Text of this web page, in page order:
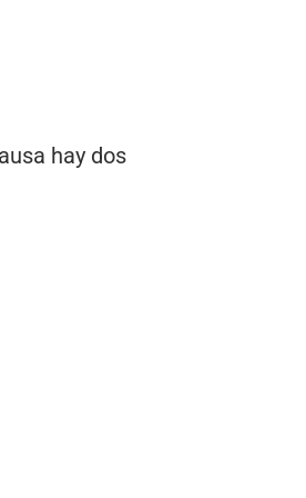
hay dos